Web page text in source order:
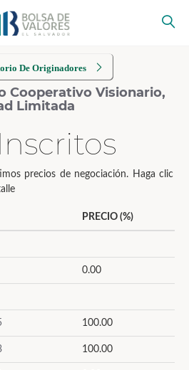
De Originadores
Cooperativo Visionario,
Limitada
precios de negociación. Haga clic
PRECIO (%)
0.00
100.00
100.00